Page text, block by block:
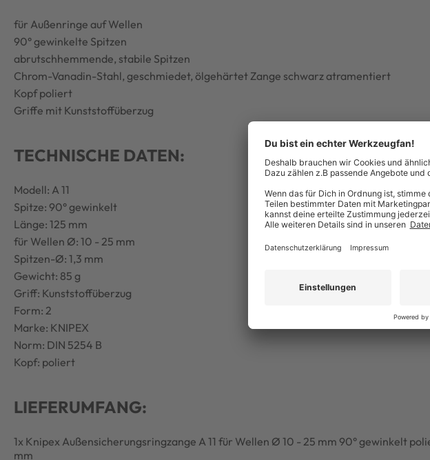
für Außenringe auf Wellen
90° gewinkelte Spitzen
abrutschhemmende, stabile Spitzen
Chrom-Vanadin-Stahl, geschmiedet, ölgehärtet Zange schwarz atramentiert
Kopf poliert
Griffe mit Kunststoffüberzug
TECHNISCHE DATEN:
Modell: A 11
Spitze: 90° gewinkelt
Länge: 125 mm
für Wellen Ø: 10 - 25 mm
Spitzen-Ø: 1,3 mm
Gewicht: 85 g
Griff: Kunststoffüberzug
Form: 2
Marke: KNIPEX
Norm: DIN 5254 B
Kopf: poliert
LIEFERUMFANG:
1x Knipex Außensicherungsringzange A 11 für Wellen Ø 10 - 25 mm 90° gewinkelt
mm